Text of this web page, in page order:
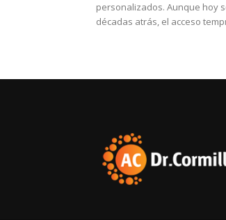
personalizados. Aunque hoy
décadas atrás, el acceso